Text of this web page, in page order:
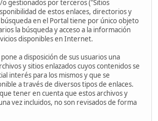
gestionados por terceros ("Sitios
de estos enlaces, directorios y
en el Portal tiene por único objeto
la búsqueda y acceso a la información
disponibles en Internet.
pone a disposición de sus usuarios una
y sitios enlazados cuyos contenidos se
interés para los mismos y que se
a través de diversos tipos de enlaces.
tener en cuenta que estos archivos y
vez incluidos, no son revisados de forma